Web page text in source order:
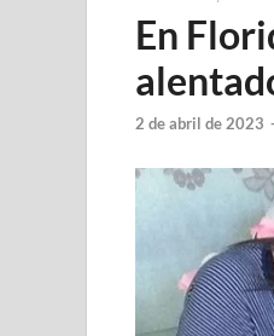
En
2 de abril de 2023 -